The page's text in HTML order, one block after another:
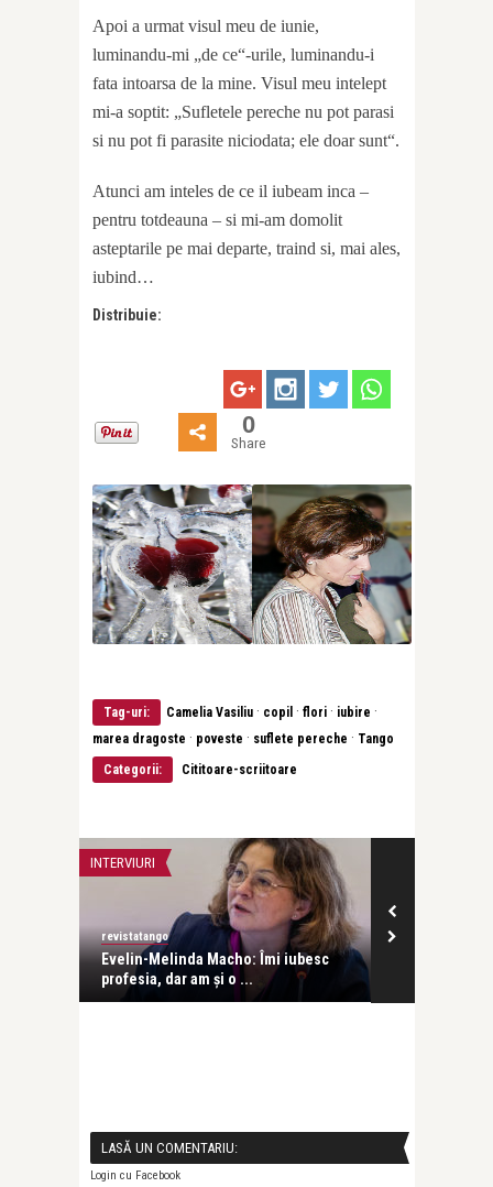
Apoi a urmat visul meu de iunie,
luminandu-mi „de ce“-urile, luminandu-i
fata intoarsa de la mine. Visul meu intelept
mi-a soptit: „Sufletele pereche nu pot parasi
si nu pot fi parasite niciodata; ele doar sunt“.
Atunci am inteles de ce il iubeam inca –
pentru totdeauna – si mi-am domolit
asteptarile pe mai departe, traind si, mai ales,
iubind…
Distribuie:
0
Share
Tag-uri: Camelia Vasiliu · copil · flori · iubire ·
marea dragoste · poveste · suflete pereche · Tango
Categorii:
Cititoare-scriitoare
INTERVIURI
revistatango
Evelin-Melinda Macho: Îmi iubesc
profesia, dar am și o ...
LASĂ UN COMENTARIU:
Login cu Facebook